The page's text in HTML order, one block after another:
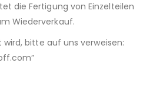
die Fertigung von Einzelteilen
Wiederverkauf.
bitte auf uns verweisen: